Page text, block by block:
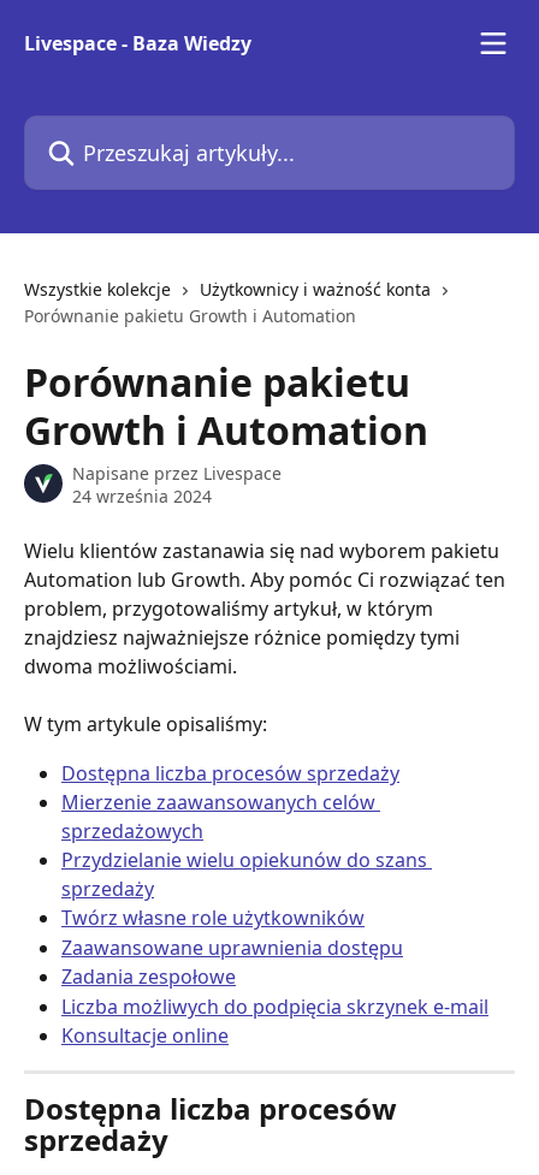
Livespace - Baza Wiedzy
Przeszukaj artykuły...
Wszystkie kolekcje
Użytkownicy i ważność konta
Porównanie pakietu Growth i Automation
Porównanie pakietu
Growth i Automation
Napisane przez Livespace
24 września 2024
Wielu klientów zastanawia się nad wyborem pakietu
Automation lub Growth. Aby pomóc Ci rozwiązać ten
problem, przygotowaliśmy artykuł, w którym
znajdziesz najważniejsze różnice pomiędzy tymi
dwoma możliwościami.
W tym artykule opisaliśmy:
Dostępna liczba procesów sprzedaży
Mierzenie zaawansowanych celów
sprzedażowych
Przydzielanie wielu opiekunów do szans
sprzedaży
Twórz własne role użytkowników
Zaawansowane uprawnienia dostępu
Zadania zespołowe
Liczba możliwych do podpięcia skrzynek e-mail
Konsultacje online
Dostępna liczba procesów
sprzedaży